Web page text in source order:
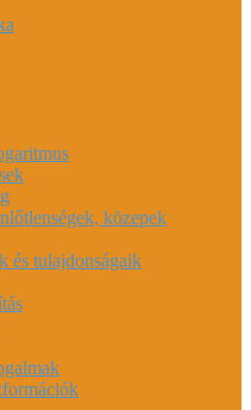
közepek
és tulajdonságaik